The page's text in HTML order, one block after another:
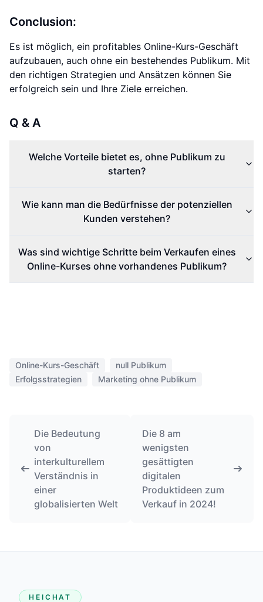
Conclusion:
Es ist möglich, ein profitables Online-Kurs-Geschäft
aufzubauen, auch ohne ein bestehendes Publikum. Mit
den richtigen Strategien und Ansätzen können Sie
erfolgreich sein und Ihre Ziele erreichen.
Q & A
Welche Vorteile bietet es, ohne Publikum zu
starten?
Wie kann man die Bedürfnisse der potenziellen
Kunden verstehen?
Was sind wichtige Schritte beim Verkaufen eines
Online-Kurses ohne vorhandenes Publikum?
Online-Kurs-Geschäft
null Publikum
Erfolgsstrategien
Marketing ohne Publikum
Die Bedeutung
von
interkulturellem
Verständnis in
einer
globalisierten Welt
Die 8 am
wenigsten
gesättigten
digitalen
Produktideen zum
Verkauf in 2024!
HEICHAT